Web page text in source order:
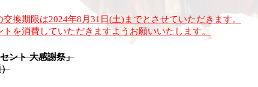
交換期限は2024年8月31日(土)までとさせていただきます。
を消費していただきますようお願いいたします。
ント 大感謝祭」